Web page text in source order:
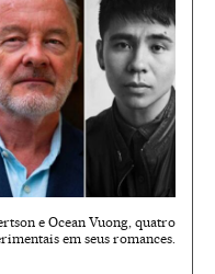
e Ocean Vuong, quatro
em seus romances.